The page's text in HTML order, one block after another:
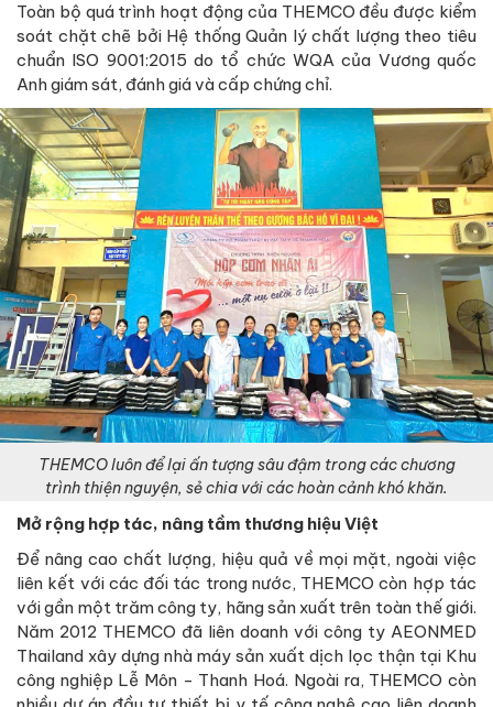
Toàn bộ quá trình hoạt động của THEMCO đều được kiểm
soát chặt chẽ bởi Hệ thống Quản lý chất lượng theo tiêu
chuẩn ISO 9001:2015 do tổ chức WQA của Vương quốc
Anh giám sát, đánh giá và cấp chứng chỉ.
THEMCO luôn để lại ấn tượng sâu đậm trong các chương
trình thiện nguyện, sẻ chia với các hoàn cảnh khó khăn.
Mở rộng hợp tác, nâng tầm thương hiệu Việt
Để nâng cao chất lượng, hiệu quả về mọi mặt, ngoài việc
liên kết với các đối tác trong nước, THEMCO còn hợp tác
với gần một trăm công ty, hãng sản xuất trên toàn thế giới.
Năm 2012 THEMCO đã liên doanh với công ty AEONMED
Thailand xây dựng nhà máy sản xuất dịch lọc thận tại Khu
công nghiệp Lễ Môn - Thanh Hoá. Ngoài ra, THEMCO còn